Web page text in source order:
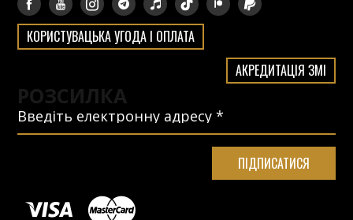
КОРИСТУВАЦЬКА УГОДА І ОПЛАТА
АКРЕДИТАЦІЯ ЗМІ
РОЗСИЛКА